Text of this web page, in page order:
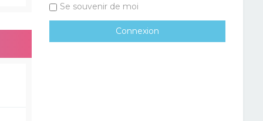
Se souvenir de moi